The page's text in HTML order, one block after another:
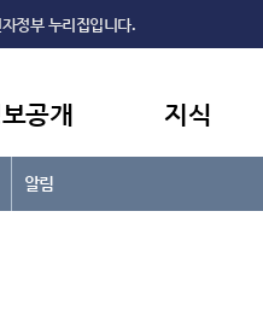
정부 누리집입니다.
공개 지식
알림